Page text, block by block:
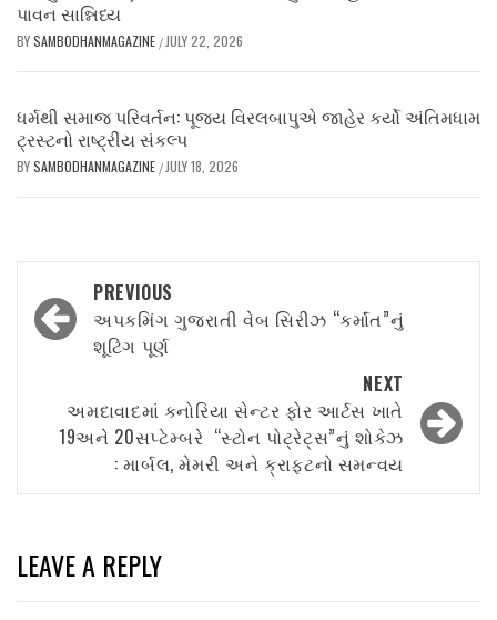
પાવન સાન્નિધ્ય
BYSAMBODHANMAGAZINE / JULY 22, 2026
ધર્મથી સમાજ પરિવર્તન: પૂજ્ય વિરલબાપુએ જાહેર કર્યો અંતિમધામ
ટ્રસ્ટનો રાષ્ટ્રીય સંકલ્પ
BYSAMBODHANMAGAZINE / JULY 18, 2026
Post
navigation
PREVIOUS
અપકમિંગ ગુજરાતી વેબ સિરીઝ “કર્માંત”નું
શૂટિંગ પૂર્ણ
NEXT
અમદાવાદમાં કનોરિયા સેન્ટર ફોર આર્ટસ ખાતે
19અને 20સપ્ટેમ્બરે “સ્ટોન પોટ્રેટ્સ”નું શોકેઝ
: માર્બલ, મેમરી અને ક્રાફ્ટનો સમન્વય
LEAVE A REPLY